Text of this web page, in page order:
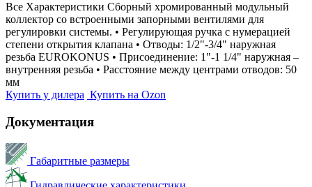
Все Характеристики Сборный хромированный модульный
коллектор со встроенными запорными вентилями для
регулировки системы. • Регулирующая ручка с нумерацией
степени открытия клапана • Отводы: 1/2"-3/4" наружная
резьба EUROKONUS • Присоединение: 1"-1 1/4" наружная –
внутренняя резьба • Расстояние между центрами отводов: 50
мм
Купить у дилера Купить на Ozon
Документация
Габаритные размеры